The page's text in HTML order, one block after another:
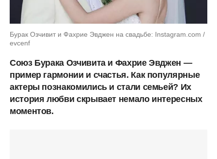
Бурак Озчивит и Фахрие Эвджен на свадьбе: Instagram.com /
evcenf
Союз Бурака Озчивита и Фахрие Эвджен —
пример гармонии и счастья. Как популярные
актеры познакомились и стали семьей? Их
история любви скрывает немало интересных
моментов.